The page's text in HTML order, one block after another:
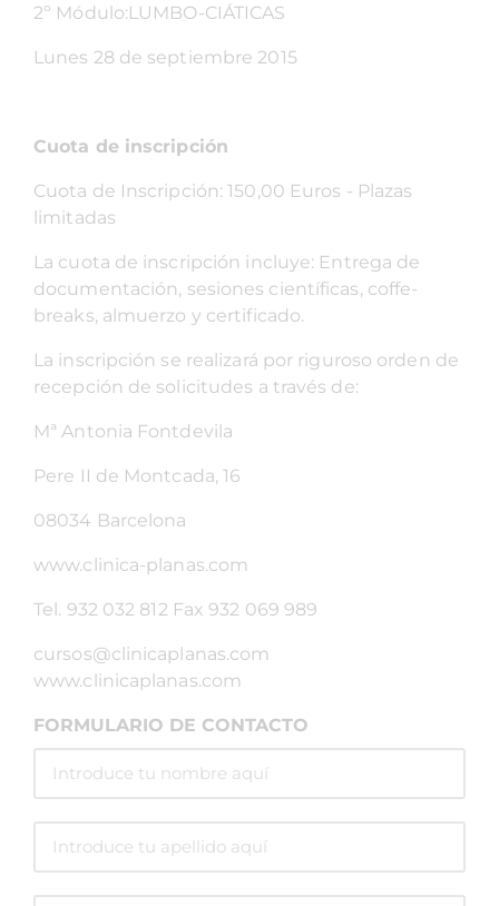
2º Módulo:LUMBO-CIÁTICAS
Lunes 28 de septiembre 2015
Cuota de inscripción
Cuota de Inscripción: 150,00 Euros - Plazas
limitadas
La cuota de inscripción incluye: Entrega de
documentación, sesiones científicas, coffe-
breaks, almuerzo y certificado.
La inscripción se realizará por riguroso orden de
recepción de solicitudes a través de:
Mª Antonia Fontdevila
Pere II de Montcada, 16
08034 Barcelona
www.clinica-planas.com
Tel. 932 032 812 Fax 932 069 989
cursos@clinicaplanas.com
www.clinicaplanas.com
FORMULARIO DE CONTACTO